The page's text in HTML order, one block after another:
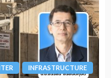
INFRASTRUCTURE